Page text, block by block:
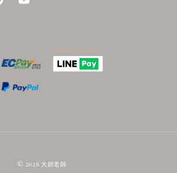
© 2026 大妍老師